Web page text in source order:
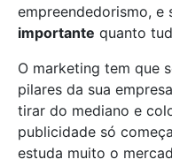
empreendedorismo, e
importante quanto
O marketing tem que
pilares da sua
tirar do mediano e
publicidade só
estuda muito o